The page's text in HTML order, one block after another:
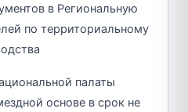
в Региональную
по территориальному
палаты
основе в срок не